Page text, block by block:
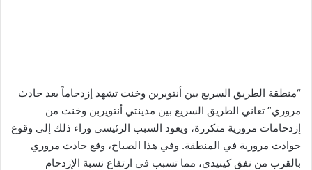
“منطقة الطريق السريع بين أنتويربن وخنت تشهد إزدحاماً بعد حادث
مروري” تعاني الطريق السريع بين مدينتي أنتويربن وخنت من
إزدحامات مرورية متكررة، ويعود السبب الرئيسي وراء ذلك إلى وقوع
حوادث مرورية في المنطقة. وفي هذا الصباح، وقع حادث مروري
بالقرب من نفق كينيدي، مما تسبب في ارتفاع نسبة الإزدحام